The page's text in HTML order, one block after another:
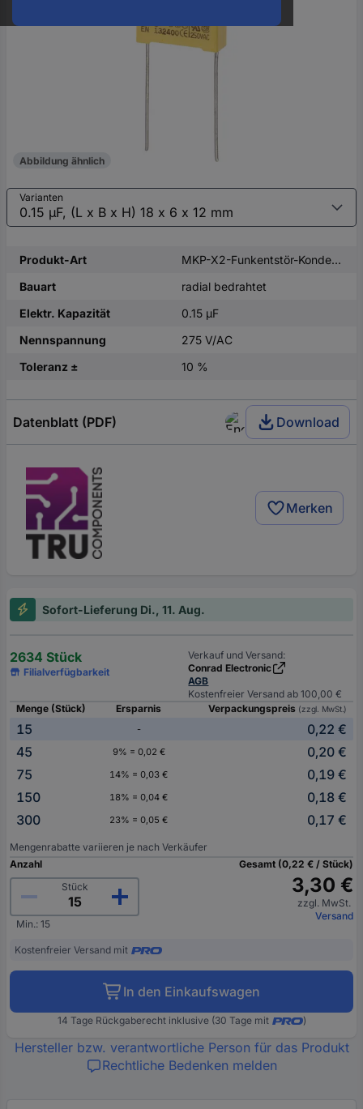
Abbildung ähnlich
Varianten
Produkt-Art
MKP-X2-Funkentstör-Kondensator
Bauart
radial bedrahtet
Elektr. Kapazität
0.15 µF
Nennspannung
275 V/AC
Toleranz ±
10 %
Datenblatt (PDF) Download
Merken
Sofort-Lieferung Di., 11. Aug.
2634 Stück
Filialverfügbarkeit
Verkauf und Versand:
Conrad Electronic
AGB
Kostenfreier Versand ab 100,00 €
Menge (Stück)
Ersparnis Verpackungspreis (zzgl. MwSt.)
15 -
0,22 €
45
9% = 0,02 €
0,20 €
75
14% = 0,03 €
0,19 €
150
18% = 0,04 €
0,18 €
300
23% = 0,05 € 0,17 €
Mengenrabatte variieren je nach Verkäufer
Anzahl
Stück
Min.: 15
Gesamt (0,22 € / Stück)
3,30 €
zzgl. MwSt.
Versand
Kostenfreier Versand mit
In den Einkaufswagen
14 Tage Rückgaberecht inklusive (30 Tage mit )
Hersteller bzw. verantwortliche Person für das Produkt
Rechtliche Bedenken melden